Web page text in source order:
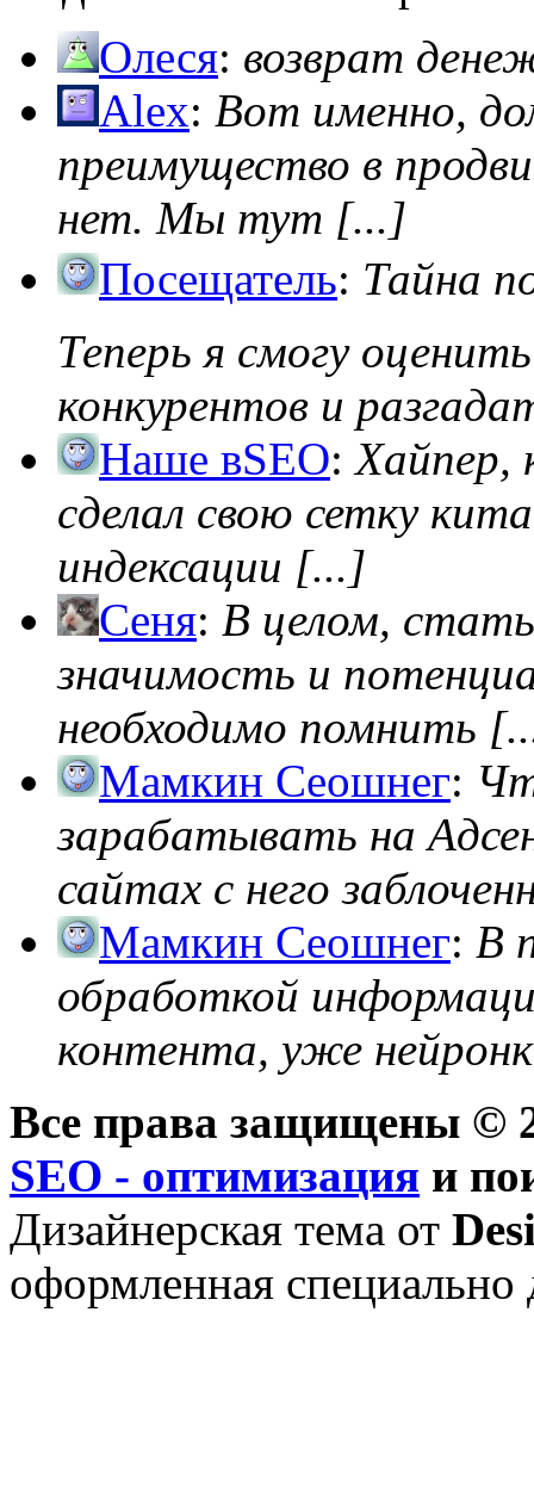
Олеся: возврат
Alex: Вот именно,
преимущество в
нет. Мы тут [...]
Посещатель: Тайна
Теперь я смогу
конкурентов и
Наше вSEO:Хайпер,
сделал свою сетку
индексации [...]
Сеня: В целом,
значимость и
необходимо помнить
Мамкин Сеошнег:
зарабатывать на
сайтах с него
Мамкин Сеошнег: В
обработкой
контента, уже
Все права защищены ©
SEO - оптимизация и
Дизайнерская тема от
оформленная